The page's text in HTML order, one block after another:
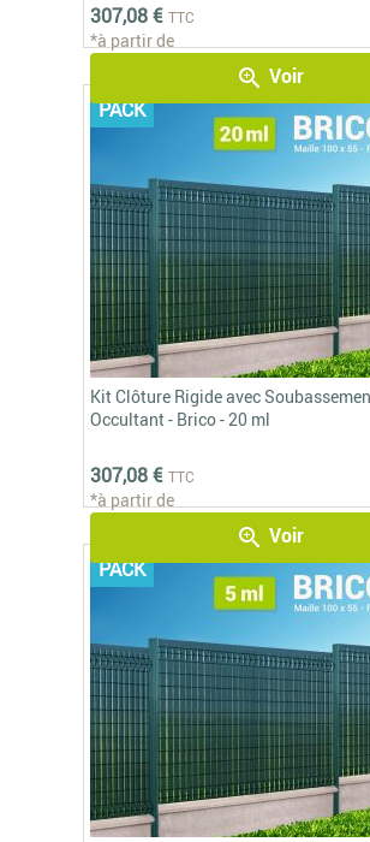
307,08 € TTC
*à partir de
zoom_in Voir
Kit Clôture Rigide avec
Occultant - Brico - 20 ml
307,08 € TTC
*à partir de
zoom_in Voir
PACK
PACK